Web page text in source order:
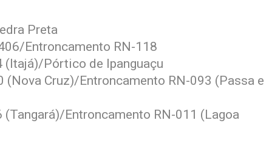
Preta
Entroncamento RN-118
(Itajá)/Pórtico de Ipanguaçu
(Nova Cruz)/Entroncamento RN-093 (Passa e
Entroncamento RN-011 (Lagoa